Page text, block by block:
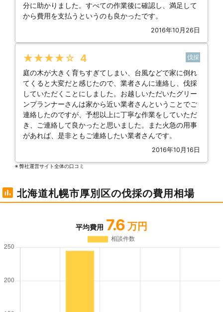
分に助かりました。すべての作業後に確認し、満足して
から費用を支払うというのも良かったです。
2016年10月26日
★★★★★ 4 伐採
庭の木が大きく育ちすぎてしまい、台風などで家に倒れ
てくると大変だと感じたので、業者さんに連絡し、伐採
していただくことにしました。お越しいただいたグリー
ンプランナーさんは家から近い業者さんということでご
連絡したのですが、予想以上に丁寧な作業をしていただ
き、ご連絡して良かったと思いました。また火急の用事
があれば、是非ともご連絡したい業者さんです。
2016年10月16日
※ 弊社運営サイト全体の⼝コミ
北海道札幌市厚別区の伐採の費用相場
平均費用 7.6 万円